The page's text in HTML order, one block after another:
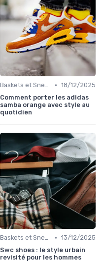
Baskets et Sneakers • 18/12/2025
Comment porter les adidas
samba orange avec style au
quotidien
Baskets et Sneakers • 13/12/2025
Swc shoes : le style urbain
revisité pour les hommes